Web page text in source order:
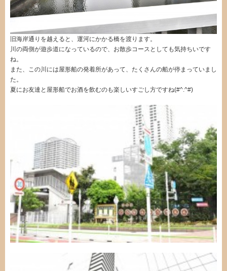
旧海岸通りを越えると、運河にかかる橋を渡ります。
川の両側が遊歩道になっているので、お散歩コースとしても気持ちいです
ね。
また、この川には屋形船の発着所があって、たくさんの船が停まっていまし
た。
夏にお友達と屋形船でお酒を飲むのも楽しいすごし方ですね(#^.^#)